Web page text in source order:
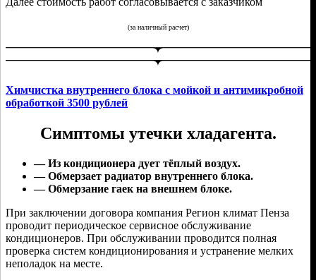
(за наличный расчет)
Химчистка внутреннего блока с мойкой и антимикробной
обработкой 3500 рублей
Симптомы утечки хладагента.
— Из кондиционера дует тёплый воздух.
— Обмерзает радиатор внутреннего блока.
— Обмерзание гаек на внешнем блоке.
При заключении договора компания Регион климат Пенза
проводит периодическое сервисное обслуживание
кондиционеров. При обслуживании проводится полная
проверка систем кондиционирования и устранение мелких
неполадок на месте.